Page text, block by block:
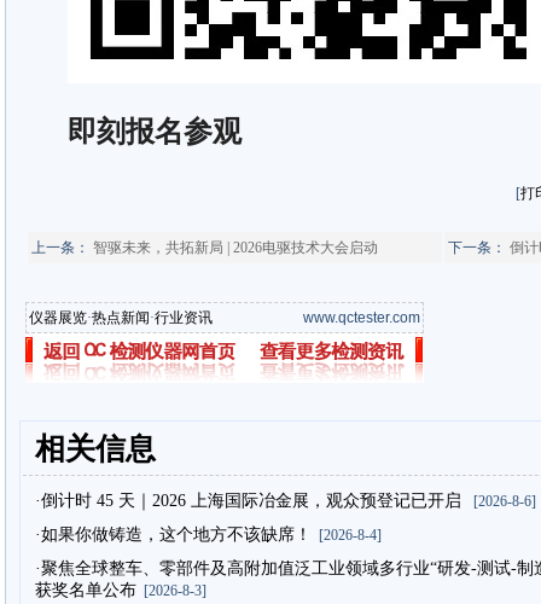
即刻报名参观
[打
上一条： 智驱未来，共拓新局 | 2026电驱技术大会启动 下一条： 倒计
仪器展览·热点新闻·行业资讯 www.qctester.com
相关信息
·倒计时 45 天｜2026 上海国际冶金展，观众预登记已开启 [2026-8-6]
·如果你做铸造，这个地方不该缺席！ [2026-8-4]
·聚焦全球整车、零部件及高附加值泛工业领域多行业“研发-测试-制
获奖名单公布[2026-8-3]